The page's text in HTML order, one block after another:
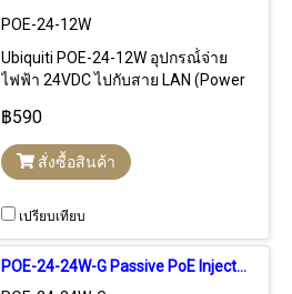
POE-24-12W
Ubiquiti POE-24-12W อุปกรณ์่จ่าย
ไฟฟ้า 24VDC ไปกับสาย LAN (Power
กับอุปกรณ์ Ubiquiti, Deliberant,
Engenius Outdoor, Mikrotik AP
฿590
สั่งซื้อสินค้า
เปรียบเทียบ
POE-24-24W-G Passive PoE Injector (POE) 24VDC 1A 24W Port Gigabit Hard Reset